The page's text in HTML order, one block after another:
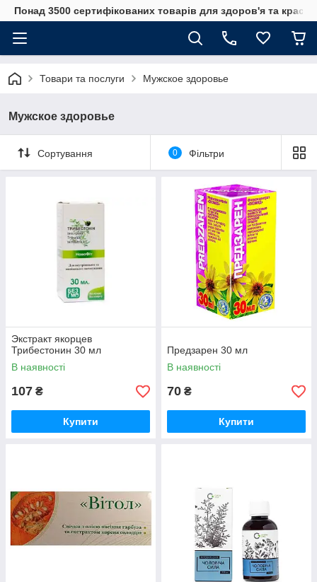
Понад 3500 сертифікованих товарів для здоров'я та краси
Товари та послуги Мужское здоровье
Мужское здоровье
Сортування 0 Фільтри
Экстракт якорцев
Трибестонин 30 мл
В наявності
107 ₴
Купити
Предзарен 30 мл
В наявності
70 ₴
Купити